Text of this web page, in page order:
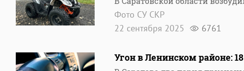
Фото СУ СКР
22 сентября 2025
6761
Угон в Ленинском районе: